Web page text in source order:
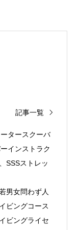
記事一覧
タースクーバ
インストラク
SSSストレッ
男女問わず人
ビングコース
ビングライセ